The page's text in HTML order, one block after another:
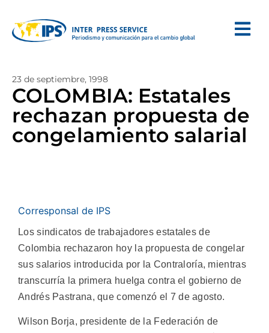
23 de septiembre, 1998
COLOMBIA: Estatales
rechazan propuesta de
congelamiento salarial
Corresponsal de IPS
Los sindicatos de trabajadores estatales de
Colombia rechazaron hoy la propuesta de congelar
sus salarios introducida por la Contraloría, mientras
transcurría la primera huelga contra el gobierno de
Andrés Pastrana, que comenzó el 7 de agosto.
Wilson Borja, presidente de la Federación de